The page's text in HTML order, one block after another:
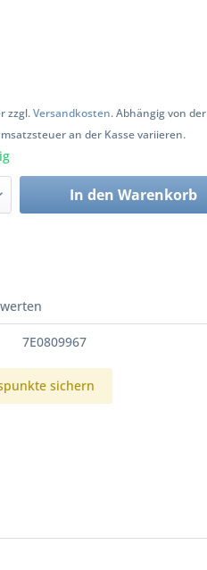
zzgl.Versandkosten. Abhängig von der
an der Kasse variieren.
In den Warenkorb
7E0809967
sichern